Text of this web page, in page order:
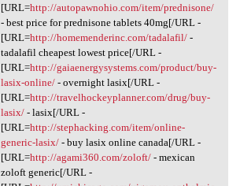
[URL=http://autopawnohio.com/item/prednisone/
- best price for prednisone tablets 40mg[/URL -
[URL=http://homemenderinc.com/tadalafil/-
tadalafil cheapest lowest price[/URL -
[URL=http://gaiaenergysystems.com/product/buy-
lasix-online/- overnight lasix[/URL -
[URL=http://travelhockeyplanner.com/drug/buy-
lasix/- lasix[/URL -
[URL=http://stephacking.com/item/online-
generic-lasix/- buy lasix online canada[/URL -
[URL=http://agami360.com/zoloft/- mexican
zoloft generic[/URL -